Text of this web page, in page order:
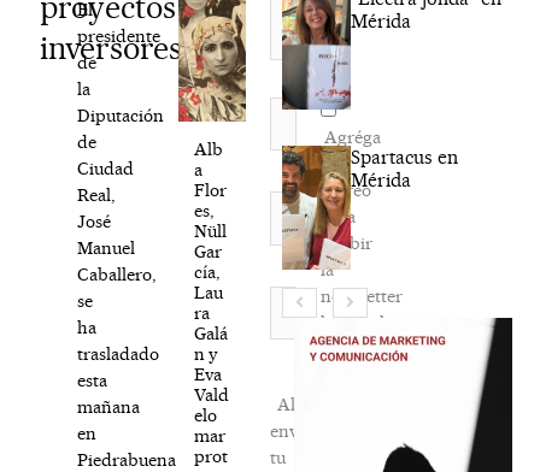
inversores»
El
presidente
de
la
Diputación
de
Ciudad
Real,
José
Manuel
Caballero,
se
ha
trasladado
esta
mañana
en
Piedrabuena
Alb
a
Flor
es,
Nüll
Gar
cía,
Lau
ra
Galá
n y
Eva
Vald
elo
mar
prot
Nombre*
Correo
electrónico*
Web
Agréga
mi
correo
para
recibir
la
newsletter
habitual
Al
enviar
tu
Mérida
Spartacus en
Mérida